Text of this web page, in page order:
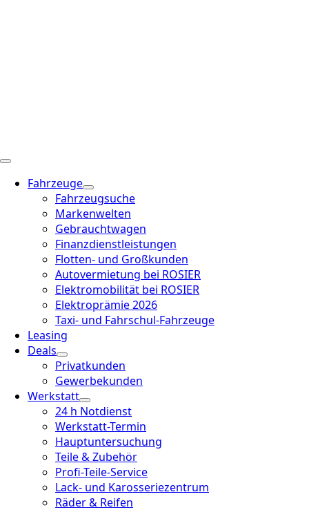
Fahrzeuge
Fahrzeugsuche
Markenwelten
Gebrauchtwagen
Finanzdienstleistungen
Flotten- und Großkunden
Autovermietung bei ROSIER
Elektromobilität bei ROSIER
Elektroprämie 2026
Taxi- und Fahrschul-Fahrzeuge
Leasing
Deals
Privatkunden
Gewerbekunden
Werkstatt
24 h Notdienst
Werkstatt-Termin
Hauptuntersuchung
Teile & Zubehör
Profi-Teile-Service
Lack- und Karosseriezentrum
Räder & Reifen